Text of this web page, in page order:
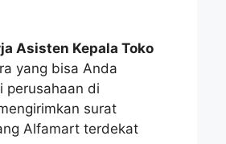
Asisten Kepala Toko
yang bisa Anda
perusahaan di
surat
Alfamart terdekat